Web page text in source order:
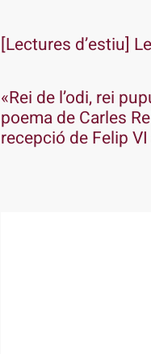
[Lectures d’estiu]
«Rei de l’odi, rei
poema de Carles
recepció de Felip